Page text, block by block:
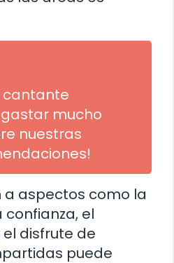
cantante
mucho
nuestras
a aspectos como la
el
disfrute de
puede